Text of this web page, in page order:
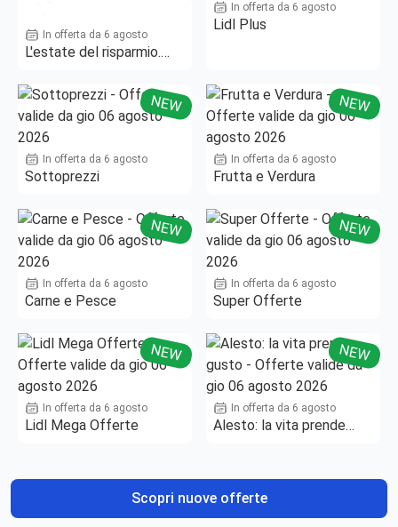
In offerta da 6 agosto
L'estate del risparmio.
In offerta da 6 agosto
Lidl Plus
NEW
In offerta da 6 agosto
Sottoprezzi
NEW
In offerta da 6 agosto
Frutta e Verdura
NEW
In offerta da 6 agosto
Carne e Pesce
NEW
In offerta da 6 agosto
Super Offerte
NEW
In offerta da 6 agosto
Lidl Mega Offerte
NEW
In offerta da 6 agosto
Alesto: la vita prende
Scopri nuove offerte